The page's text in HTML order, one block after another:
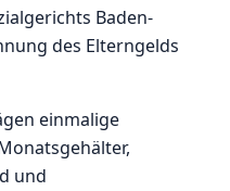
Baden-
des Elterngelds
einmalige
und